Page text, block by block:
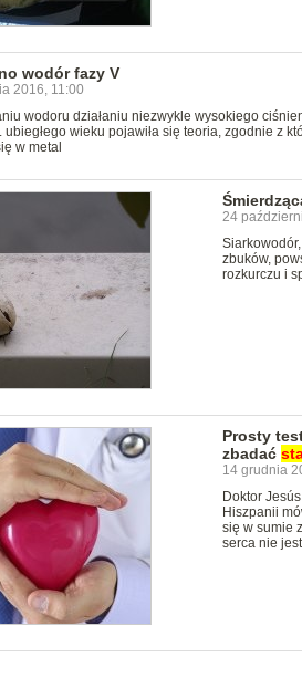
wodór fazy V
2016, 11:00
wodoru działaniu niezwykle wysokiego
ubiegłego wieku pojawiła się teoria, zgodnie z
w metal
24
zbuków,
rozkurczu i
Prosty
zbadać
14 grudnia
Doktor
Hiszpanii
się w sumie
serca nie